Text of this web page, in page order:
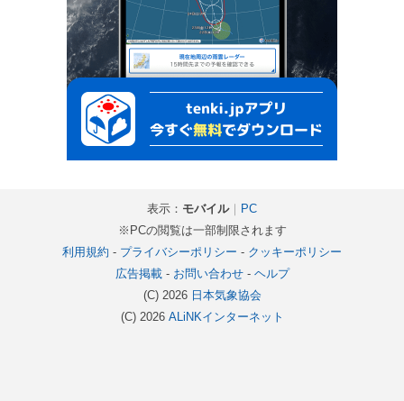
表示： モバイル｜
PC
※PCの閲覧は一部制限されます
利用規約 - プライバシーポリシー - クッキーポリシー
広告掲載- お問い合わせ- ヘルプ
(C) 2026 日本気象協会
(C) 2026 ALiNKインターネット